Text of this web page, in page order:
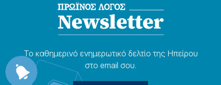
Το καθημερɩνό ενημερωτɩκό δελτίο της Ηπείρου
στο email σου.